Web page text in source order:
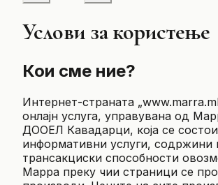
Услови за користење
Кои сме ние?
Интернет-страната
онлајн услуга, управувана од
ДООЕЛ Кавадарци, која се
информативни услуги, содржини
трансакциски способности
Марра преку чии страници се